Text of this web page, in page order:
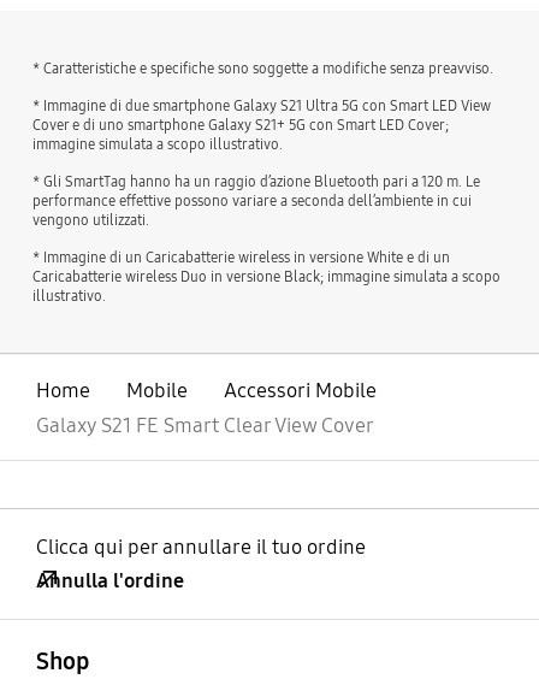
* Caratteristiche e specifiche sono soggette a modifiche senza preavviso.
* Immagine di due smartphone Galaxy S21 Ultra 5G con Smart LED View
Cover e di uno smartphone Galaxy S21+ 5G con Smart LED Cover;
immagine simulata a scopo illustrativo.
* Gli SmartTag hanno ha un raggio d’azione Bluetooth pari a 120 m. Le
performance effettive possono variare a seconda dell’ambiente in cui
vengono utilizzati.
* Immagine di un Caricabatterie wireless in versione White e di un
Caricabatterie wireless Duo in versione Black; immagine simulata a scopo
illustrativo.
Home Mobile
Accessori Mobile
Galaxy S21 FE Smart Clear View Cover
Clicca qui per annullare il tuo ordine
Annulla l'ordine
Shop